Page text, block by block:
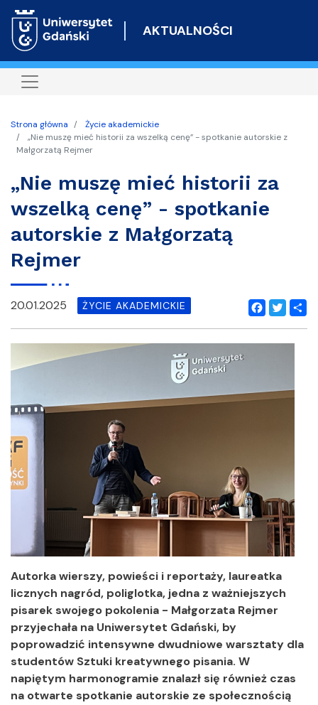
do
AKTUALNOŚCI
Strona główna
Życie akademickie
„Nie muszę mieć historii za wszelką cenę” - spotkanie autorskie z
Małgorzatą Rejmer
„Nie muszę mieć historii za
wszelką cenę” - spotkanie
autorskie z Małgorzatą
Rejmer
Facebook
Twitter
20.01.2025 ŻYCIE AKADEMICKIE
Autorka wierszy, powieści i reportaży, laureatka
licznych nagród, poliglotka, jedna z ważniejszych
pisarek swojego pokolenia - Małgorzata Rejmer
przyjechała na Uniwersytet Gdański, by
poprowadzić intensywne dwudniowe warsztaty dla
studentów Sztuki kreatywnego pisania. W
napiętym harmonogramie znalazł się również czas
na otwarte spotkanie autorskie ze społecznością